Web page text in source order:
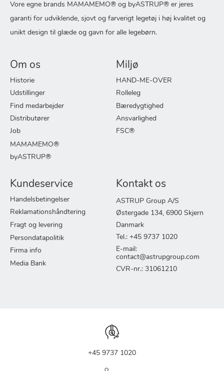
Vore egne brands MAMAMEMO® og byASTRUP® er jeres
garanti for udviklende, sjovt og farverigt legetøj i høj kvalitet og
unikt design til glæde og gavn for alle legebørn.
Om os
Historie
Udstillinger
Find medarbejder
Distributører
Job
MAMAMEMO®
byASTRUP®
Miljø
HAND-ME-OVER
Rolleleg
Bæredygtighed
Ansvarlighed
FSC®
Kundeservice
Handelsbetingelser
Reklamationshåndtering
Fragt og levering
Persondatapolitik
Firma info
Media Bank
Kontakt os
ASTRUP Group A/S
Østergade 134, 6900 Skjern
Danmark
Tel.: +45 9737 1020
E-mail:
contact@astrupgroup.com
CVR-nr.: 31061210
+45 9737 1020